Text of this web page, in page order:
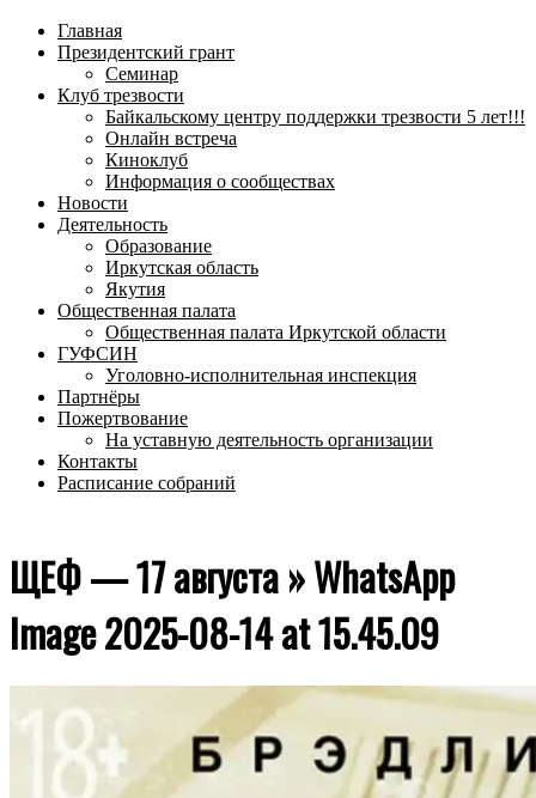
меню
Главная
Президентский грант
Семинар
Клуб трезвости
Байкальскому центру поддержки трезвости 5 лет!!!
Онлайн встреча
Киноклуб
Информация о сообществах
Новости
Деятельность
Образование
Иркутская область
Якутия
Общественная палата
Общественная палата Иркутской области
ГУФСИН
Уголовно-исполнительная инспекция
Партнёры
Пожертвование
На уставную деятельность организации
Контакты
Расписание собраний
ЩЕФ — 17 августа »WhatsApp
Image 2025-08-14 at 15.45.09